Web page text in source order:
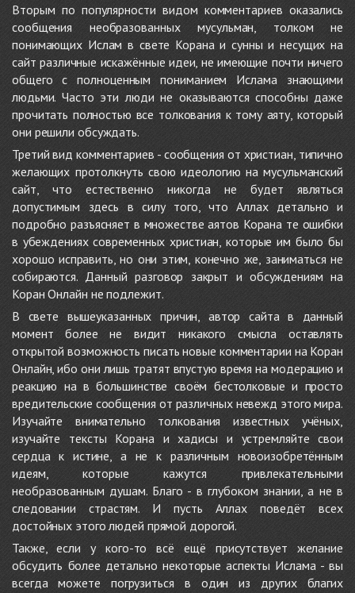
Вторым по популярности видом комментариев оказались
сообщения необразованных мусульман, толком не
понимающих Ислам в свете Корана и сунны и несущих на
сайт различные искажённые идеи, не имеющие почти ничего
общего с полноценным пониманием Ислама знающими
людьми. Часто эти люди не оказываются способны даже
прочитать полностью все толкования к тому аяту, который
они решили обсуждать.
Третий вид комментариев - сообщения от христиан, типично
желающих протолкнуть свою идеологию на мусульманский
сайт, что естественно никогда не будет являться
допустимым здесь в силу того, что Аллах детально и
подробно разъясняет в множестве аятов Корана те ошибки
в убеждениях современных христиан, которые им было бы
хорошо исправить, но они этим, конечно же, заниматься не
собираются. Данный разговор закрыт и обсуждениям на
Коран Онлайн не подлежит.
В свете вышеуказанных причин, автор сайта в данный
момент более не видит никакого смысла оставлять
открытой возможность писать новые комментарии на Коран
Онлайн, ибо они лишь тратят впустую время на модерацию и
реакцию на в большинстве своём бестолковые и просто
вредительские сообщения от различных невежд этого мира.
Изучайте внимательно толкования известных учёных,
изучайте тексты Корана и хадисы и устремляйте свои
сердца к истине, а не к различным новоизобретённым
идеям, которые кажутся привлекательными
необразованным душам. Благо - в глубоком знании, а не в
следовании страстям. И пусть Аллах поведёт всех
достойных этого людей прямой дорогой.
Также, если у кого-то всё ещё присутствует желание
обсудить более детально некоторые аспекты Ислама - вы
всегда можете погрузиться в один из других благих